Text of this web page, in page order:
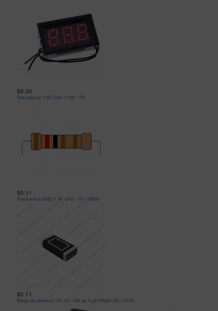
$6.30
Resistencia 1.6K Ohm 1/4W - 5%
$0.11
Resistencia SMD 1.6K Ohm - 5% (0603)
$0.11
Relay de potencia 12V DC 16A de 4 pin RMIH-SS-112LM